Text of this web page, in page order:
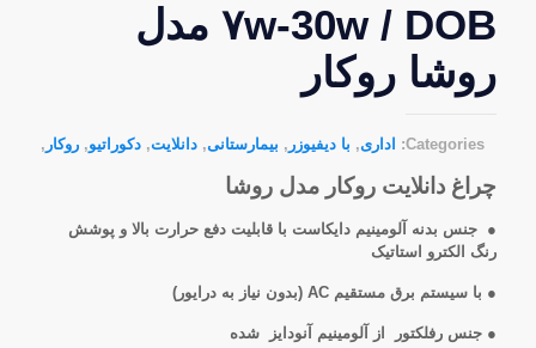
۷w-30w / DOB مدل
روشا روکار
چراغ دانلایت روکار مدل روشا
● جنس بدنه آلومینیم دایکاست با قابلیت دفع حرارت بالا و پوشش
رنگ الکترو استاتیک
● با سیستم برق مستقیم AC (بدون نیاز به درایور)
● جنس رفلکتور از آلومینیم آنودایز شده
Categories: اداری, با دیفیوزر , بیمارستانی, دانلایت, دکوراتیو, روکار ,